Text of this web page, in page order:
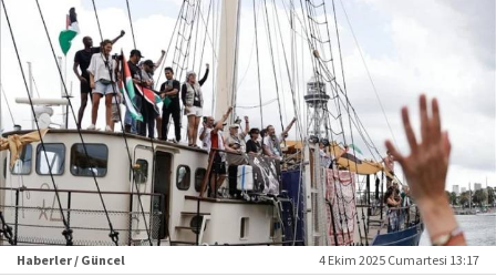
Haberler / Güncel 4 Ekim 2025 Cumartesi 13:17